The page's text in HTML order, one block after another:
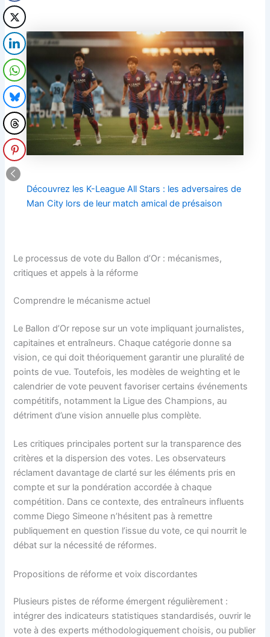
Découvrez les K-League All Stars : les adversaires de
Man City lors de leur match amical de présaison
Le processus de vote du Ballon d’Or : mécanismes,
critiques et appels à la réforme
Comprendre le mécanisme actuel
Le Ballon d’Or repose sur un vote impliquant journalistes,
capitaines et entraîneurs. Chaque catégorie donne sa
vision, ce qui doit théoriquement garantir une pluralité de
points de vue. Toutefois, les modèles de weighting et le
calendrier de vote peuvent favoriser certains événements
compétitifs, notamment la Ligue des Champions, au
détriment d’une vision annuelle plus complète.
Les critiques principales portent sur la transparence des
critères et la dispersion des votes. Les observateurs
réclament davantage de clarté sur les éléments pris en
compte et sur la pondération accordée à chaque
compétition. Dans ce contexte, des entraîneurs influents
comme Diego Simeone n’hésitent pas à remettre
publiquement en question l’issue du vote, ce qui nourrit le
débat sur la nécessité de réformes.
Propositions de réforme et voix discordantes
Plusieurs pistes de réforme émergent régulièrement :
intégrer des indicateurs statistiques standardisés, ouvrir le
vote à des experts méthodologiquement choisis, ou publier